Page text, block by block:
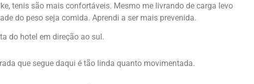
tenis são mais confortáveis. Mesmo me livrando de carga levo
do peso seja comida. Aprendi a ser mais prevenida.
do hotel em direção ao sul.
que segue daqui é tão linda quanto movimentada.